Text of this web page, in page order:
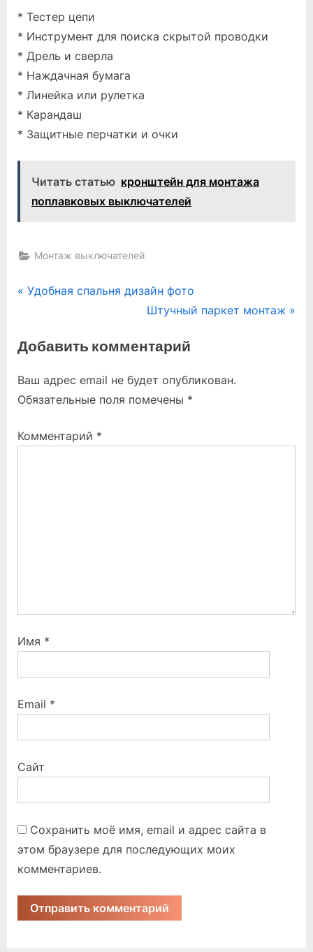
* Тестер цепи
* Инструмент для поиска скрытой проводки
* Дрель и сверла
* Наждачная бумага
* Линейка или рулетка
* Карандаш
* Защитные перчатки и очки
Читать статью кронштейн для монтажа
поплавковых выключателей
Монтаж выключателей
Навигация
записям
P
v
o
u
P
Удобная спальня дизайн фото
N
x
P
o
t
Штучный паркет монтаж
Добавить комментарий
Ваш адрес email не будет опубликован.
Обязательные поля помечены *
Комментарий *
Имя *
Email *
Сайт
Сохранить моё имя, email и адрес сайта в
этом браузере для последующих моих
комментариев.